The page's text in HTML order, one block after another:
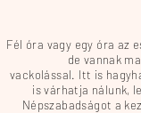
Fél óra vagy egy óra az
de vannak
vackolással. Itt is
is várhatja nálunk,
Népszabadságot a